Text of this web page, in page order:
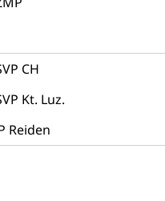
CH
Kt. Luz.
Reiden
Tierschutz, Jagd,
Wildtiere
Todesanzeige,